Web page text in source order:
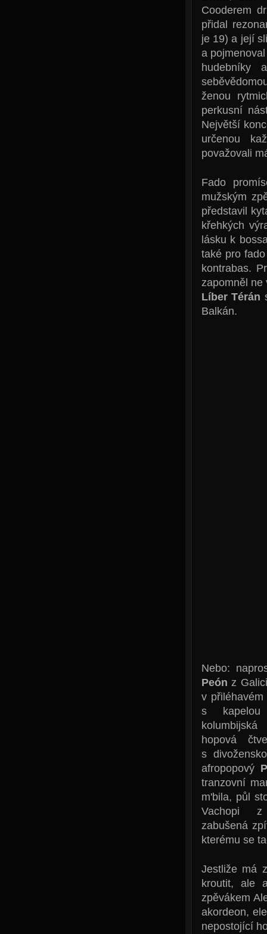
Cooderem
přidal
je 19) a její
a
hudebníky
ženou
perkusní
Největší
určenou
považovali
Fado
mužským
představil
křehkých
lásku k
také pro
kontrabas.
zapomněl ne
Líber Térán
Balkán.
Nebo:
Peón z
v
s
hopová
s
afropopový
tranzovní
m'bila, půl
Vachopi z
zabušená
kterému se
Jestliže má
kroutit, ale
zpěvákem
akordeon,
nepostojící